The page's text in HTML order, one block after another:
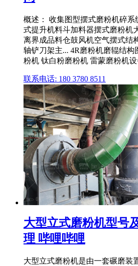
概述： 收集图型摆式磨粉机碎
式提升机料斗加料器摆式磨粉机
离界成品料仓鼓风机空气摆式结
轴铲刀架主... 4R磨粉机磨辊结构
粉机 钛白粉磨粉机 雷蒙磨粉机
联系电话: 180 3780 8511
大型立式磨粉机型号
理 哔哩哔哩
大型立式磨粉机是由一套碾磨装